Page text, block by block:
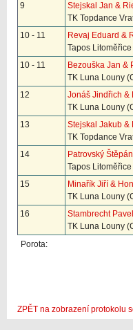
9
Stejskal Jan &
TK Topdance
10 - 11
Revaj Eduard &
Tapos
10 - 11
Bezouška Jan &
TK Luna Louny
12
Jonáš Jindřich &
TK Luna Louny
13
Stejskal Jakub &
TK Topdance
14
Patrovský
Tapos
15
Minařík Jiří &
TK Luna Louny
16
Stambrecht
TK Luna Louny
Porota:
ZPĚT na zobrazení protokolu